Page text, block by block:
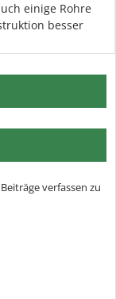
einige Rohre
besser
verfassen zu